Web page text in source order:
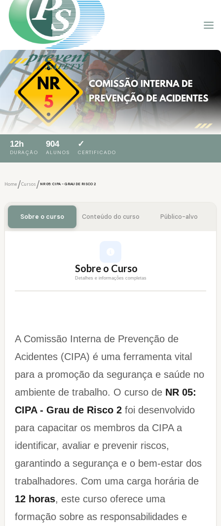
12h
DURAÇÃO
904
ALUNOS
✓
CERTIFICADO
Home/Cursos/ NR 05: CIPA - GRAU DE RISCO 2
Sobre o curso Conteúdo do curso Público-alvo
Sobre o Curso
Detalhes e informações completas
A Comissão Interna de Prevenção de
Acidentes (CIPA) é uma ferramenta vital
para a promoção da segurança e saúde no
ambiente de trabalho. O curso de NR 05:
CIPA - Grau de Risco 2 foi desenvolvido
para capacitar os membros da CIPA a
identificar, avaliar e prevenir riscos,
garantindo a segurança e o bem-estar dos
trabalhadores. Com uma carga horária de
12 horas, este curso oferece uma
formação sobre as responsabilidades e